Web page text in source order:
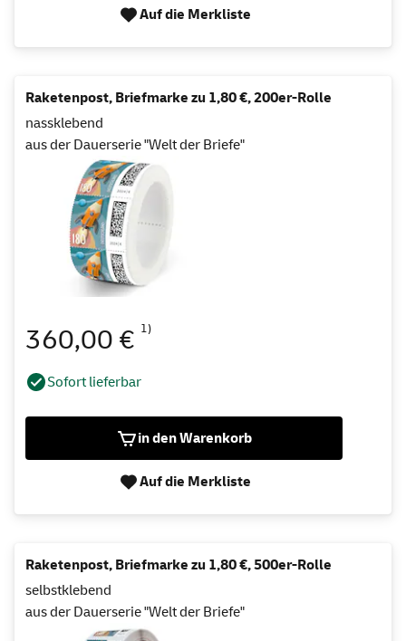
Auf die Merkliste
Raketenpost, Briefmarke zu 1,80 €, 200er-Rolle
nassklebend
aus der Dauerserie "Welt der Briefe"
360,00 € 1)
Sofort lieferbar
in den Warenkorb
Auf die Merkliste
Raketenpost, Briefmarke zu 1,80 €, 500er-Rolle
selbstklebend
aus der Dauerserie "Welt der Briefe"